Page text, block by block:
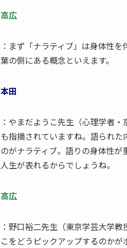
高広
：まず「ナラティブ」は身体性
葉の側にある概念といえます。
本田
：やまだようこ先生（心理学者
も指摘されていますね。語られ
のがナラティブ。語りの身体性
人生が表れるからでしょうね。
高広
：野口裕二先生（東京学芸大学
こをどうピックアップするのか